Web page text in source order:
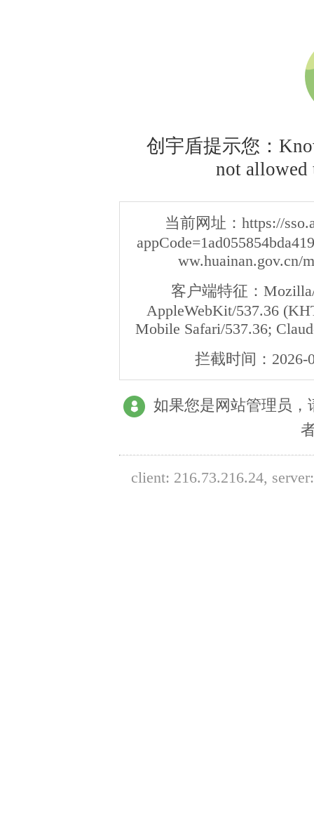
创宇盾提示您：
not
当前网址： https://
ww.huainan.gov.cn/
客户端特征：
AppleWebKit/537.36
Mobile Safari/537.36;
拦截时间： 2026-
如果您是网站管理员
client: 216.73.216.24,